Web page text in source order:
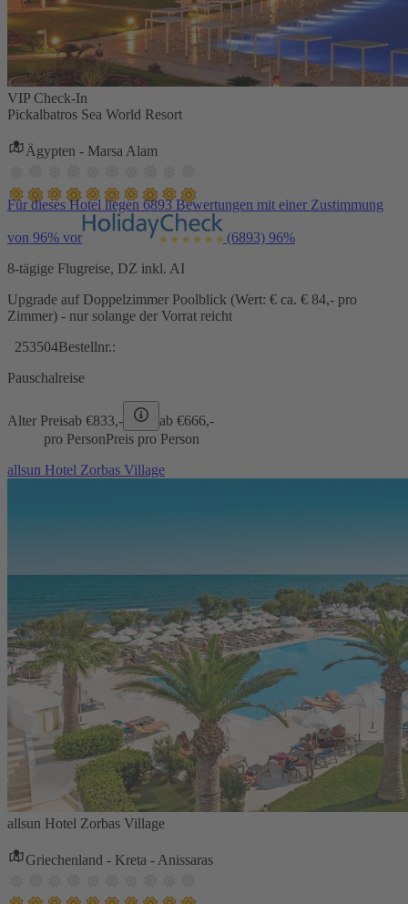
VIP Check-In
Pickalbatros Sea World Resort
Ägypten - Marsa Alam
Für dieses Hotel liegen 6893 Bewertungen mit einer Zustimmung
von 96% vor (6893) 96%
8-tägige Flugreise, DZ inkl. AI
Upgrade auf Doppelzimmer Poolblick (Wert: € ca. € 84,- pro
Zimmer) - nur solange der Vorrat reicht
253504Bestellnr.:
Pauschalreise
Alter Preisab €833,- ab €666,-
pro PersonPreis pro Person
allsun Hotel Zorbas Village
allsun Hotel Zorbas Village
Griechenland - Kreta - Anissaras